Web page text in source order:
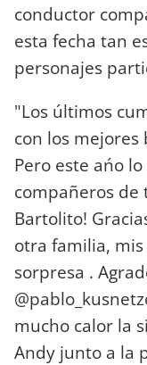
conductor
esta fecha tan
personajes
"Los últimos
con los
Pero este ańo
compañeros de
Bartolito!
otra familia,
sorpresa .
mucho calor la
Andy junto a la